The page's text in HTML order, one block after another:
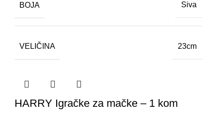
BOJA Siva
VELIČINA 23cm
HARRY Igračke za mačke – 1 kom